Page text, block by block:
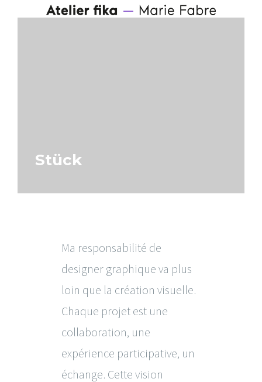
Stück
Ma responsabilité de
designer graphique va plus
loin que la création visuelle.
Chaque projet est une
collaboration, une
expérience participative, un
échange. Cette vision